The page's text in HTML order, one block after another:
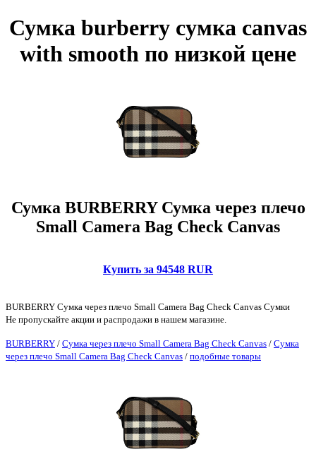
Сумка burberry сумка canvas
with smooth по низкой цене
Сумка BURBERRY Сумка через плечо
Small Camera Bag Check Canvas
Купить за 94548 RUR
BURBERRY Сумка через плечо Small Camera Bag Check Canvas Сумки
Не пропускайте акции и распродажи в нашем магазине.
BURBERRY / Сумка через плечо Small Camera Bag Check Canvas / Сумка
через плечо Small Camera Bag Check Canvas / подобные товары